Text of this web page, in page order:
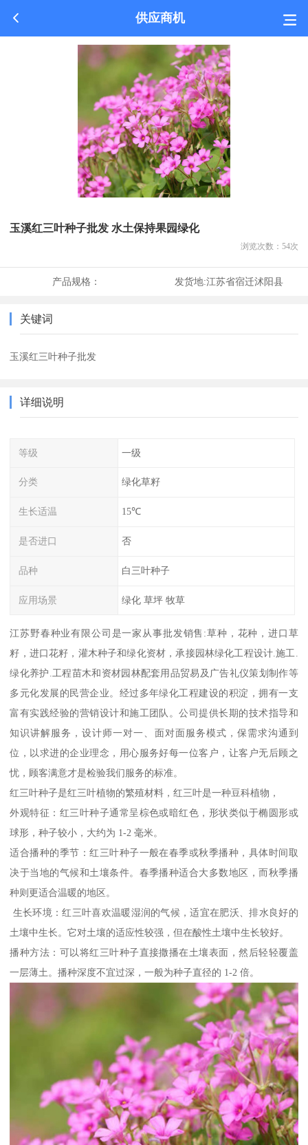
供应商机
玉溪红三叶种子批发 水土保持果园绿化
浏览次数： 54次
产品规格： 发货地:江苏省宿迁沭阳县
关键词
玉溪红三叶种子批发
详细说明
等级 一级
分类 绿化草籽
生长适温 15℃
是否进口 否
品种 白三叶种子
应用场景 绿化 草坪 牧草
江苏野春种业有限公司是一家从事批发销售:草种，花种，进口草
籽，进口花籽，灌木种子和绿化资材，承接园林绿化工程设计.施工.
绿化养护.工程苗木和资材园林配套用品贸易及广告礼仪策划制作等
多元化发展的民营企业。经过多年绿化工程建设的积淀，拥有一支
富有实践经验的营销设计和施工团队。公司提供长期的技术指导和
知识讲解服务，设计师一对一、面对面服务模式，保需求沟通到
位，以求进的企业理念，用心服务好每一位客户，让客户无后顾之
忧，顾客满意才是检验我们服务的标准。
红三叶种子是红三叶植物的繁殖材料，红三叶是一种豆科植物，
外观特征：红三叶种子通常呈棕色或暗红色，形状类似于椭圆形或
球形，种子较小，大约为 1-2 毫米。
适合播种的季节：红三叶种子一般在春季或秋季播种，具体时间取
决于当地的气候和土壤条件。春季播种适合大多数地区，而秋季播
种则更适合温暖的地区。
生长环境：红三叶喜欢温暖湿润的气候，适宜在肥沃、排水良好的
土壤中生长。它对土壤的适应性较强，但在酸性土壤中生长较好。
播种方法：可以将红三叶种子直接撒播在土壤表面，然后轻轻覆盖
一层薄土。播种深度不宜过深，一般为种子直径的 1-2 倍。